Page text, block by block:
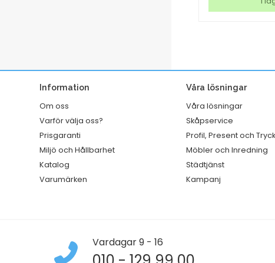
mängd
mängd
Information
Om oss
Varför välja oss?
Prisgaranti
Miljö och Hållbarhet
Katalog
Varumärken
Våra lösningar
Våra lösningar
Skåpservice
Profil, Present och Tryck
Möbler och Inredning
Städtjänst
Kampanj
Vardagar 9 - 16